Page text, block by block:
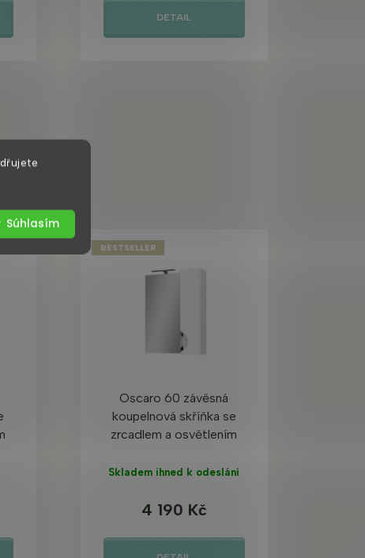
Súhlasím
DETAIL
BESTSELLER
Oscaro 60 závěsná
koupelnová skříňka se
zrcadlem a osvětlením
Skladem ihned k odeslání
4 190 Kč